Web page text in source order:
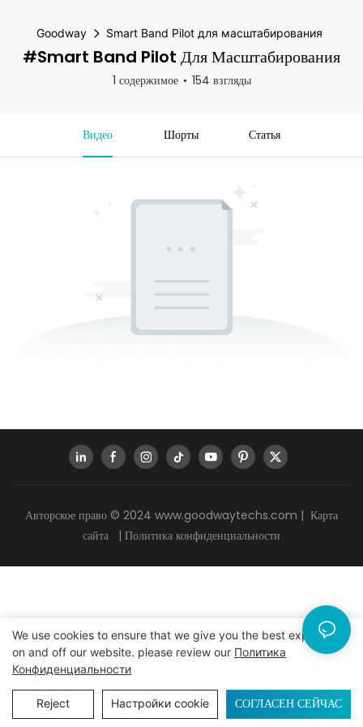
Goodway Smart Band Pilot для масштабирования
#Smart Band Pilot Для Масштабирования
1 содержимое 154 взгляды
Видео Шорты Статья
Авторское право © 2024 www.goodwaytechs.com | Карта
сайта
| Политика конфиденциальности
We use cookies to ensure that we give you the best experience
on and off our website. please review our Политика
Конфиденциальности
Reject Настройки cookie СОГЛАСЕН СЕЙЧАС